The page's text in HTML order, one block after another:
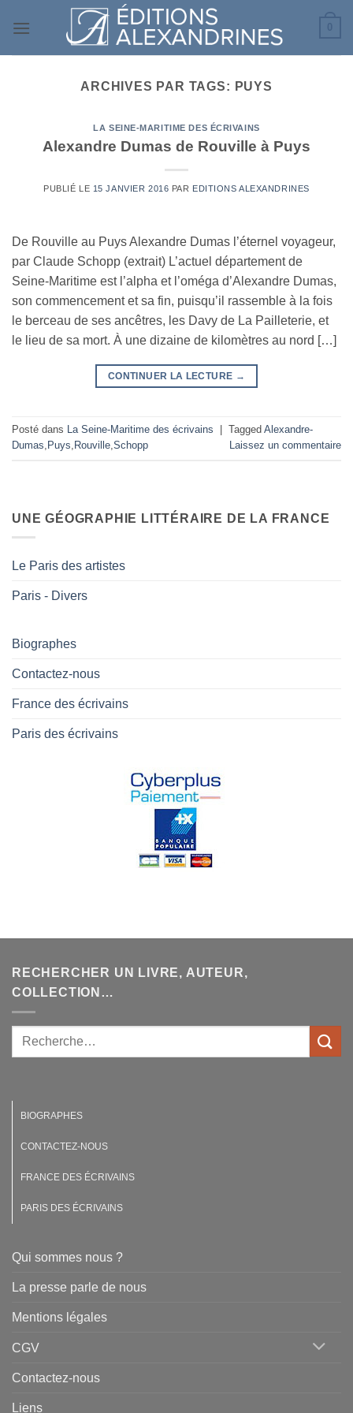
ARCHIVES PAR TAGS: PUYS
LA SEINE-MARITIME DES ÉCRIVAINS
Alexandre Dumas de Rouville à Puys
PUBLIÉ LE 15 JANVIER 2016 PAR EDITIONS ALEXANDRINES
De Rouville au Puys Alexandre Dumas l’éternel voyageur,
par Claude Schopp (extrait) L’actuel département de
Seine-Maritime est l’alpha et l’oméga d’Alexandre Dumas,
son commencement et sa fin, puisqu’il rassemble à la fois
le berceau de ses ancêtres, les Davy de La Pailleterie, et
le lieu de sa mort. À une dizaine de kilomètres au nord […]
CONTINUER LA LECTURE →
Posté dans La Seine-Maritime des écrivains Tagged Alexandre-
Dumas Puys Rouville Schopp Laissez un commentaire
UNE GÉOGRAPHIE LITTÉRAIRE DE LA FRANCE
Le Paris des artistes
Paris - Divers
Biographes
Contactez-nous
France des écrivains
Paris des écrivains
RECHERCHER UN LIVRE, AUTEUR,
COLLECTION…
BIOGRAPHES
CONTACTEZ-NOUS
FRANCE DES ÉCRIVAINS
PARIS DES ÉCRIVAINS
Qui sommes nous ?
La presse parle de nous
Mentions légales
CGV
Contactez-nous
Liens